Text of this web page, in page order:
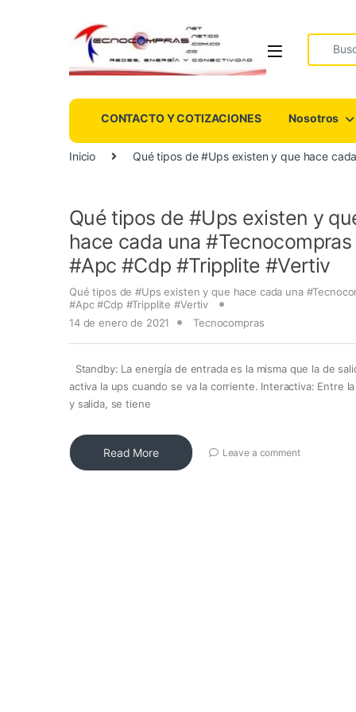
Search
CONTACTO Y COTIZACIONES Nosotros
Inicio Qué tipos de #Ups existen y que hace
Qué tipos de #Ups existen y
hace cada una #Tecnocompras
#Apc #Cdp #Tripplite #Vertiv
Qué tipos de #Ups existen y que hace cada una
#Apc #Cdp #Tripplite #Vertiv
14 de enero de 2021
Tecnocompras
Standby: La energía de entrada es la misma que la de
activa la ups cuando se va la corriente. Interactiva: Entre
y salida, se tiene
Read More Leave a comment